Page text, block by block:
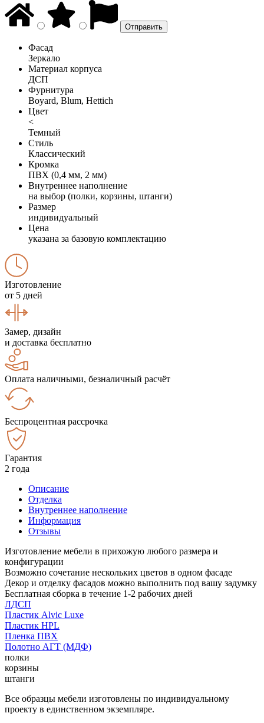
Фасад
Зеркало
Материал корпуса
ДСП
Фурнитура
Boyard, Blum, Hettich
Цвет
<
Темный
Стиль
Классический
Кромка
ПВХ (0,4 мм, 2 мм)
Внутреннее наполнение
на выбор (полки, корзины, штанги)
Размер
индивидуальный
Цена
указана за базовую комплектацию
Изготовление
от 5 дней
Замер, дизайн
и доставка бесплатно
Оплата наличными, безналичный расчёт
Беспроцентная рассрочка
Гарантия
2 года
Описание
Отделка
Внутреннее наполнение
Информация
Отзывы
Изготовление мебели в прихожую любого размера и
конфигурации
Возможно сочетание нескольких цветов в одном фасаде
Декор и отделку фасадов можно выполнить под вашу задумку
Бесплатная сборка в течение 1-2 рабочих дней
ЛДСП
Пластик Alvic Luxe
Пластик HPL
Пленка ПВХ
Полотно АГТ (МДФ)
полки
корзины
штанги
Все образцы мебели изготовлены по индивидуальному
проекту в единственном экземпляре.